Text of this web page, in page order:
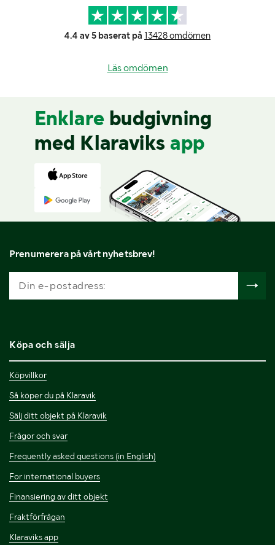
4.4 av 5 baserat på 13428 omdömen
Läs omdömen
Enklare budgivning
med Klaraviks app
Prenumerera på vårt nyhetsbrev!
Köpa och sälja
Köpvillkor
Så köper du på Klaravik
Sälj ditt objekt på Klaravik
Frågor och svar
Frequently asked questions (in English)
For international buyers
Finansiering av ditt objekt
Fraktförfrågan
Klaraviks app